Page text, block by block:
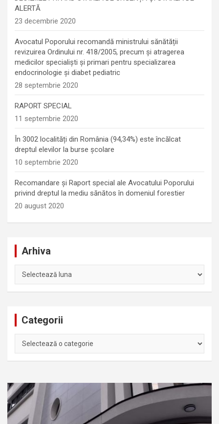
ALERTĂ
23 decembrie 2020
Avocatul Poporului recomandă ministrului sănătății
revizuirea Ordinului nr. 418/2005, precum și atragerea
medicilor specialiști și primari pentru specializarea
endocrinologie şi diabet pediatric
28 septembrie 2020
RAPORT SPECIAL
11 septembrie 2020
În 3002 localități din România (94,34%) este încălcat
dreptul elevilor la burse școlare
10 septembrie 2020
Recomandare și Raport special ale Avocatului Poporului
privind dreptul la mediu sănătos în domeniul forestier
20 august 2020
Arhiva
Categorii